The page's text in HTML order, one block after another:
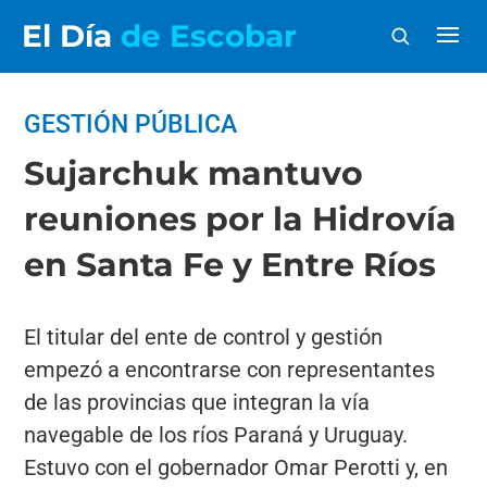
El Día de Escobar
GESTIÓN PÚBLICA
Sujarchuk mantuvo
reuniones por la Hidrovía
en Santa Fe y Entre Ríos
El titular del ente de control y gestión
empezó a encontrarse con representantes
de las provincias que integran la vía
navegable de los ríos Paraná y Uruguay.
Estuvo con el gobernador Omar Perotti y, en